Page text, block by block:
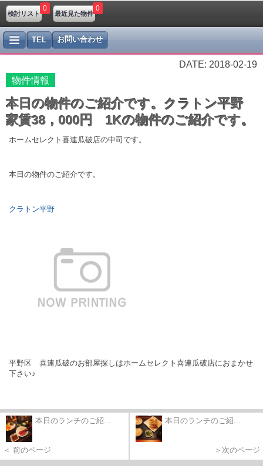
検討リスト
0
最近見た物件
0
TEL お問い合わせ
DATE: 2018-02-19
物件情報
本日の物件のご紹介です。クラトン平野
家賃38，000円 1Kの物件のご紹介です。
ホームセレクト喜連瓜破店の中司です。
本日の物件のご紹介です。
クラトン平野
平野区 喜連瓜破のお部屋探しはホームセレクト喜連瓜破店におまかせ
下さい♪
本日のランチのご紹...
＜ 前のページ
本日のランチのご紹...
＞次のページ